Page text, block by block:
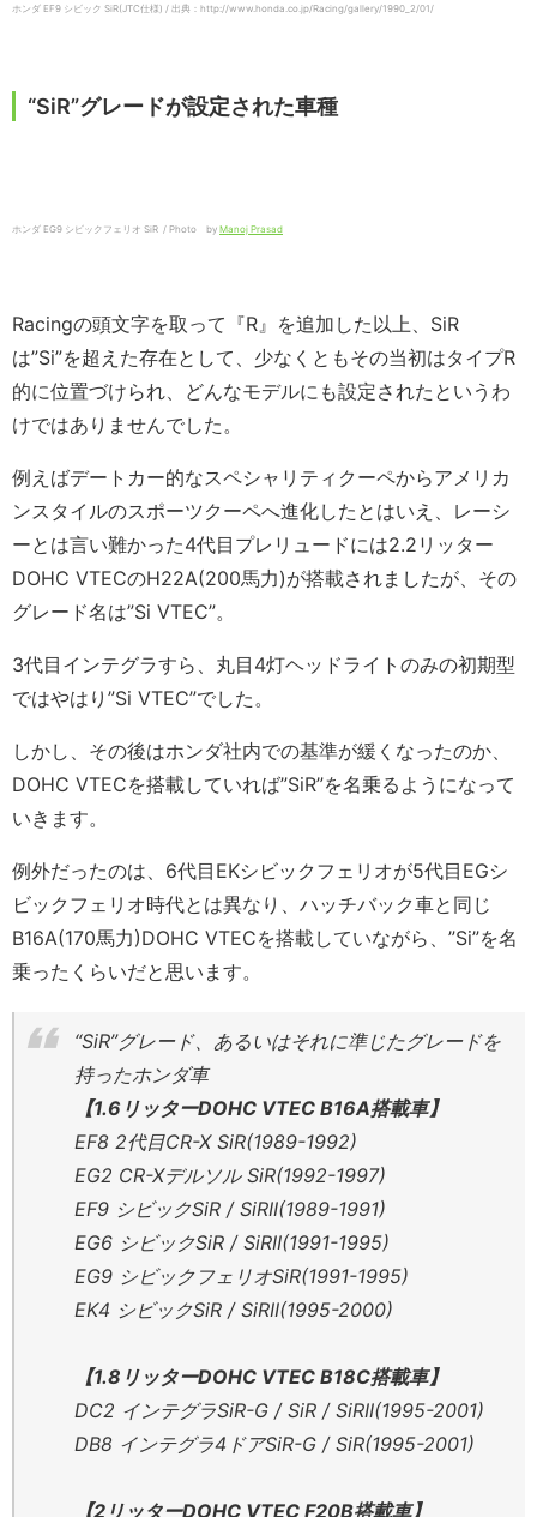
ホンダ EF9 シビック SiR(JTC仕様) / 出典：http://www.honda.co.jp/Racing/gallery/1990_2/01/
“SiR”グレードが設定された車種
ホンダ EG9 シビックフェリオ SiR / Photo by Manoj Prasad
Racingの頭文字を取って『R』を追加した以上、SiR
は”Si”を超えた存在として、少なくともその当初はタイプR
的に位置づけられ、どんなモデルにも設定されたというわ
けではありませんでした。
例えばデートカー的なスペシャリティクーペからアメリカ
ンスタイルのスポーツクーペへ進化したとはいえ、レーシ
ーとは言い難かった4代目プレリュードには2.2リッター
DOHC VTECのH22A(200馬力)が搭載されましたが、その
グレード名は”Si VTEC”。
3代目インテグラすら、丸目4灯ヘッドライトのみの初期型
ではやはり”Si VTEC”でした。
しかし、その後はホンダ社内での基準が緩くなったのか、
DOHC VTECを搭載していれば”SiR”を名乗るようになって
いきます。
例外だったのは、6代目EKシビックフェリオが5代目EGシ
ビックフェリオ時代とは異なり、ハッチバック車と同じ
B16A(170馬力)DOHC VTECを搭載していながら、”Si”を名
乗ったくらいだと思います。
“SiR”グレード、あるいはそれに準じたグレードを
持ったホンダ車
【1.6リッターDOHC VTEC B16A搭載車】
EF8 2代目CR-X SiR(1989-1992)
EG2 CR-Xデルソル SiR(1992-1997)
EF9 シビックSiR / SiRII(1989-1991)
EG6 シビックSiR / SiRII(1991-1995)
EG9 シビックフェリオSiR(1991-1995)
EK4 シビックSiR / SiRII(1995-2000)
【1.8リッターDOHC VTEC B18C搭載車】
DC2 インテグラSiR-G / SiR / SiRII(1995-2001)
DB8 インテグラ4ドアSiR-G / SiR(1995-2001)
【2リッターDOHC VTEC F20B搭載車】